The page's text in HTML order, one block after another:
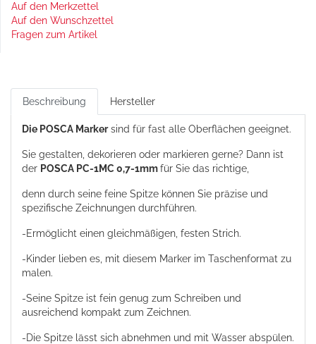
Auf den Merkzettel
Auf den Wunschzettel
Fragen zum Artikel
Beschreibung Hersteller
Die POSCA Markersind für fast alle Oberflächen geeignet.
Sie gestalten, dekorieren oder markieren gerne? Dann ist
der POSCA PC-1MC 0,7-1mmfür Sie das richtige,
denn durch seine feine Spitze können Sie präzise und
spezifische Zeichnungen durchführen.
-Ermöglicht einen gleichmäßigen, festen Strich.
-Kinder lieben es, mit diesem Marker im Taschenformat zu
malen.
-Seine Spitze ist fein genug zum Schreiben und
ausreichend kompakt zum Zeichnen.
-Die Spitze lässt sich abnehmen und mit Wasser abspülen.